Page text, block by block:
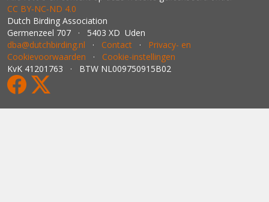
CC BY‑NC‑ND 4.0
Dutch Birding Association
Germenzeel 707 · 5403 XD Uden
dba@dutchbirding.nl · Contact · Privacy- en
Cookievoorwaarden · Cookie-instellingen
KvK 41201763 · BTW NL009750915B02